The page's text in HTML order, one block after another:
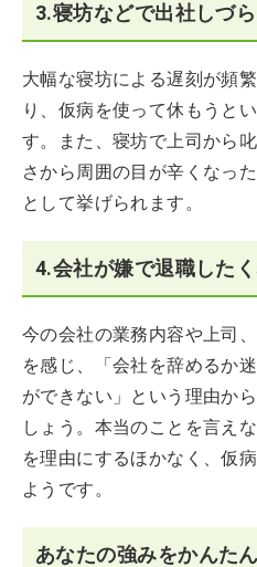
3.寝坊などで出社しづ
大幅な寝坊による遅刻が頻
り、仮病を使って休もうと
す。また、寝坊で上司から
さから周囲の目が辛くなっ
として挙げられます。
4.会社が嫌で退職した
今の会社の業務内容や上司
を感じ、「会社を辞めるか
ができない」という理由か
しょう。本当のことを言え
を理由にするほかなく、仮
ようです。
あなたの強みをかんた